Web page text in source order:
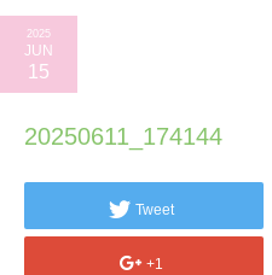
2025
JUN
15
20250611_174144
Tweet
+1